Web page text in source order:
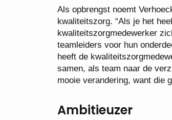
Als opbrengst noemt
kwaliteitszorg. “Als je het
kwaliteitszorgmedewerker
teamleiders voor hun
heeft de
samen, als team naar de
mooie verandering, want die
Ambitieuzer